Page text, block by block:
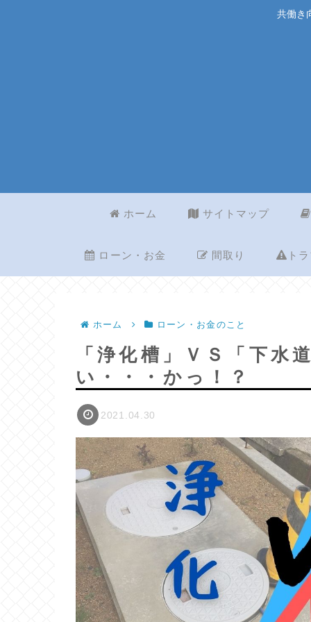
共働き
ホーム サイトマップ
ローン・お金 間取り ト
ホーム ローン・お金のこと
「浄化槽」ＶＳ「下
い・・・かっ！？
2021.04.30